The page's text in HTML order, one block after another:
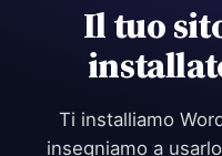
Il tuo
Ti installiamo
insegniamo a